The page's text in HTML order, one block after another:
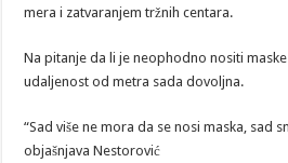
mera i zatvaranjem tržnih centara.
Na pitanje da li je neophodno nositi
udaljenost od metra sada dovoljna.
“Sad više ne mora da se nosi maska, sad
objašnjava Nestorović